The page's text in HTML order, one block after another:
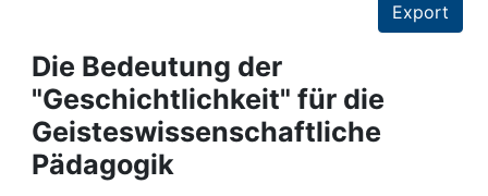
Projects
People
Institutions
Export
Die Bedeutung der
"Geschichtlichkeit" für die
Geisteswissenschaftliche
Pädagogik